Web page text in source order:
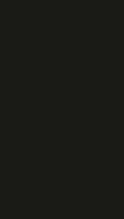
fixos ao
à vista por